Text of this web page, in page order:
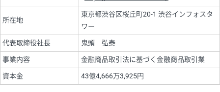
所在地
東京都渋谷区桜丘町20-1 渋谷インフォスタ
ワー
代表取締役社長 鬼頭 弘泰
事業内容 金融商品取引法に基づく金融商品取引業
資本金 43億4,666万3,925円